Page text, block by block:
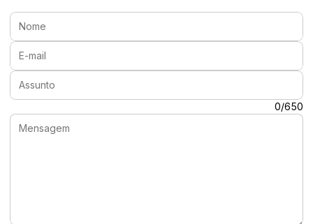
Nome:
E-mail:
Assunto:
0/650